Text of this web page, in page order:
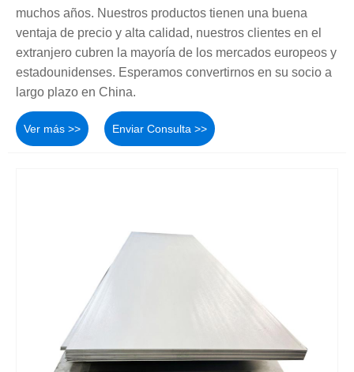
muchos años. Nuestros productos tienen una buena
ventaja de precio y alta calidad, nuestros clientes en el
extranjero cubren la mayoría de los mercados europeos y
estadounidenses. Esperamos convertirnos en su socio a
largo plazo en China.
Ver más >> Enviar Consulta >>